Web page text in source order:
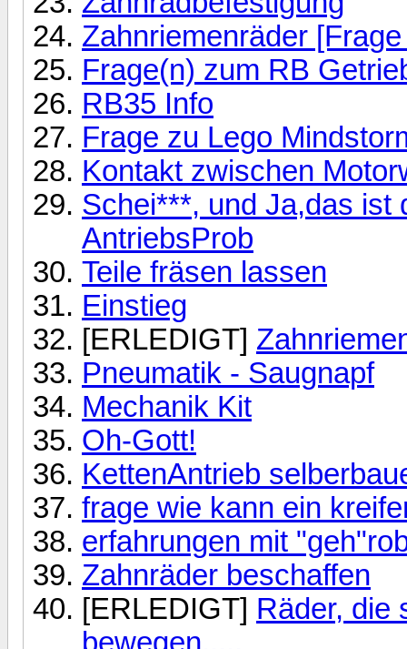
Zahnriemenräder
Frage(n) zum RB
RB35 Info
Frage zu Lego
Kontakt zwischen
Schei***, und Ja,das ist
AntriebsProb
Teile fräsen lassen
Einstieg
[ERLEDIGT]
Pneumatik - Saugnapf
Mechanik Kit
Oh-Gott!
KettenAntrieb
frage wie kann ein
erfahrungen mit
Zahnräder beschaffen
[ERLEDIGT] Räder, die
bewegen.....